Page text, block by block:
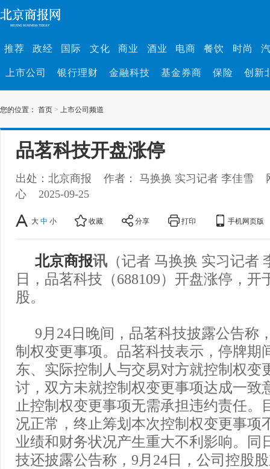
推荐 政经 国际 文化 商业 酒业 电商 餐饮 时尚
上市公司 银行理财 金融科技 基金券商 保险 创新
您的位置： 首页 > 上市公司频道
品茗科技开盘涨停
出处：北京商报 作者： 马换换 实习记者 李佳雪
心
2025-09-25
大 中 小 收藏 分享 打印 手机网页版
北京商报讯 （记者 马换换 实习记者
日，品茗科技（688109）开盘涨停，开
股。
9月24日晚间，品茗科技披露公告称
制权变更事项。品茗科技表示，停牌期
东、实际控制人与交易对方就控制权变
讨，双方未就控制权变更事项达成一致
止控制权变更事项无需承担违约责任。
况正常，终止筹划本次控制权变更事项
业绩和财务状况产生重大不利影响。同
技还披露公告称，9月24日，公司控股